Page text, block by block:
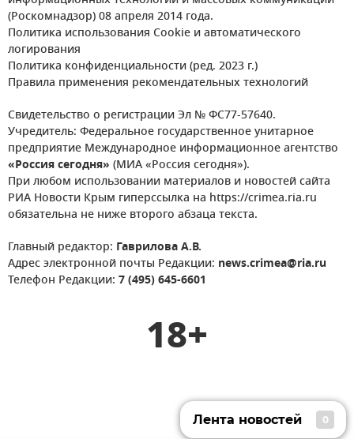
(Роскомнадзор) 08 апреля 2014 года.
Политика использования Cookie и автоматического
логирования
Политика конфиденциальности (ред. 2023 г.)
Правила применения рекомендательных технологий
Свидетельство о регистрации Эл № ФС77-57640.
Учредитель: Федеральное государственное унитарное
предприятие Международное информационное агентство
«Россия сегодня» (МИА «Россия сегодня»).
При любом использовании материалов и новостей сайта
РИА Новости Крым гиперссылка на https://crimea.ria.ru
обязательна не ниже второго абзаца текста.
Главный редактор: Гаврилова А.В.
Адрес электронной почты Редакции: news.crimea@ria.ru
Телефон Редакции: 7 (495) 645-6601
18+
Лента новостей 0